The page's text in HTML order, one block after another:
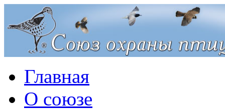
Главная
О союзе